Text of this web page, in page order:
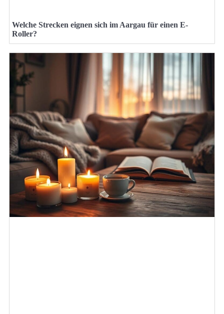
Welche Strecken eignen sich im Aargau für einen E-
Roller?